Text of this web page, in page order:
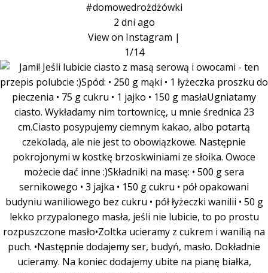
#domowedrożdżówki
2 dni ago
View on Instagram |
1/14